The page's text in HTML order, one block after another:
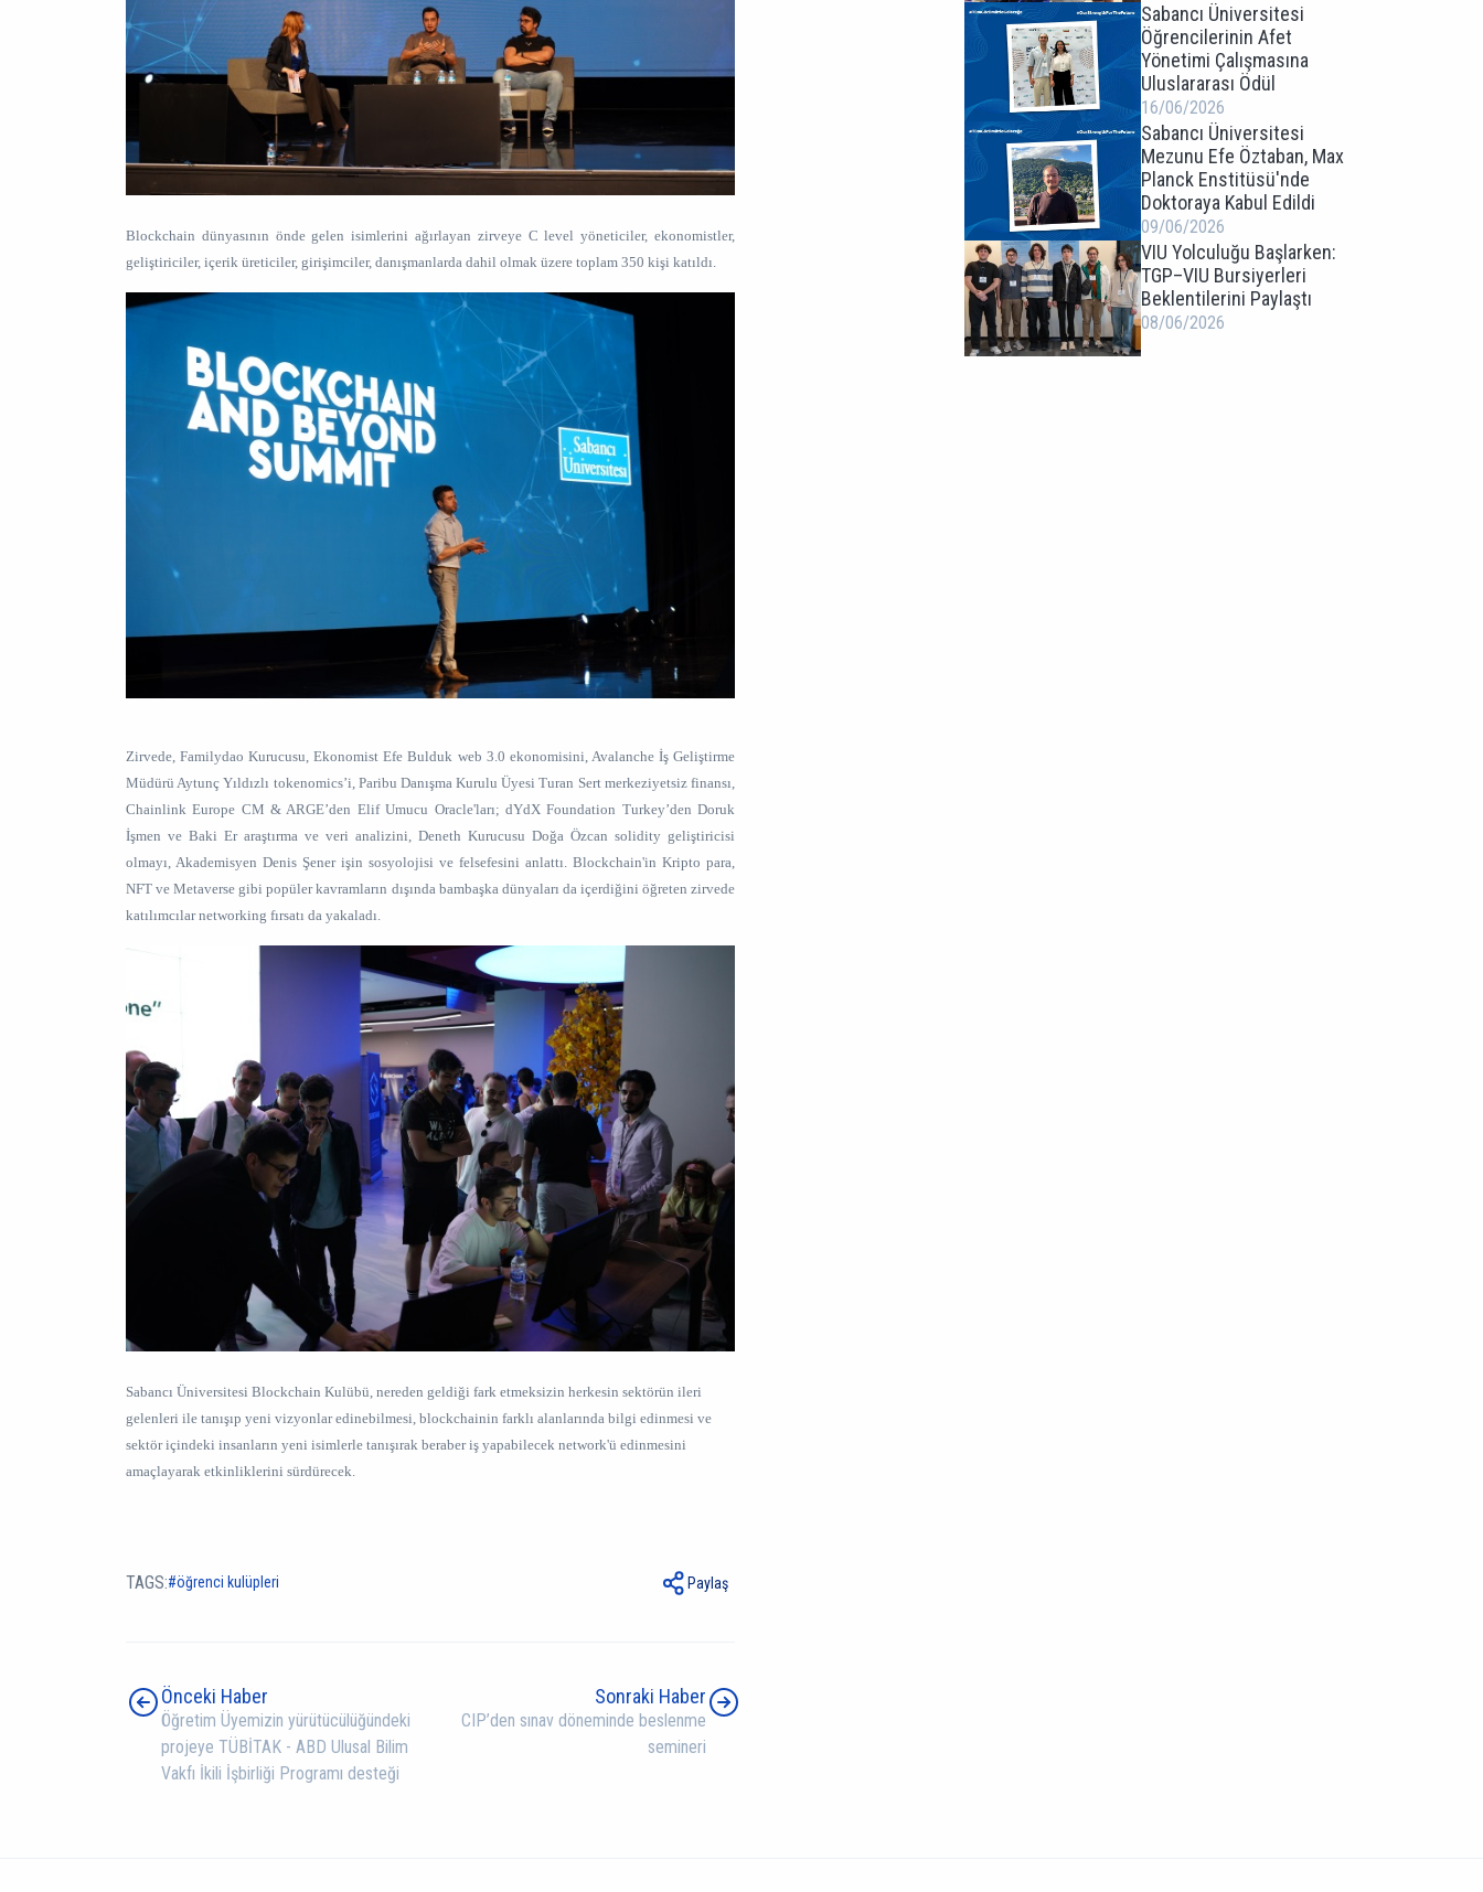
Blockchain dünyasının önde gelen isimlerini ağırlayan zirveye C level yöneticiler, ekonomistler,
geliştiriciler, içerik üreticiler, girişimciler, danışmanlarda dahil olmak üzere toplam 350 kişi katıldı.
Zirvede, Familydao Kurucusu, Ekonomist Efe Bulduk web 3.0 ekonomisini, Avalanche İş Geliştirme
Müdürü Aytunç Yıldızlı tokenomics’i, Paribu Danışma Kurulu Üyesi Turan Sert merkeziyetsiz finansı,
Chainlink Europe CM & ARGE’den Elif Umucu Oracle'ları; dYdX Foundation Turkey’den Doruk
İşmen ve Baki Er araştırma ve veri analizini, Deneth Kurucusu Doğa Özcan solidity geliştiricisi
olmayı, Akademisyen Denis Şener işin sosyolojisi ve felsefesini anlattı. Blockchain'in Kripto para,
NFT ve Metaverse gibi popüler kavramların dışında bambaşka dünyaları da içerdiğini öğreten zirvede
katılımcılar networking fırsatı da yakaladı.
Sabancı Üniversitesi Blockchain Kulübü, nereden geldiği fark etmeksizin herkesin sektörün ileri
gelenleri ile tanışıp yeni vizyonlar edinebilmesi, blockchainin farklı alanlarında bilgi edinmesi ve
sektör içindeki insanların yeni isimlerle tanışırak beraber iş yapabilecek network'ü edinmesini
amaçlayarak etkinliklerini sürdürecek.
TAGS: öğrenci kulüpleri Paylaş
Sabancı Üniversitesi
Öğrencilerinin Afet
Yönetimi Çalışmasına
Uluslararası Ödül
16/06/2026
Sabancı Üniversitesi
Mezunu Efe Öztaban, Max
Planck Enstitüsü'nde
Doktoraya Kabul Edildi
09/06/2026
VIU Yolculuğu Başlarken:
TGP–VIU Bursiyerleri
Beklentilerini Paylaştı
08/06/2026
Önceki Haber
Öğretim Üyemizin yürütücülüğündeki
projeye TÜBİTAK - ABD Ulusal Bilim
Vakfı İkili İşbirliği Programı desteği
Sonraki Haber
CIP’den sınav döneminde beslenme
semineri